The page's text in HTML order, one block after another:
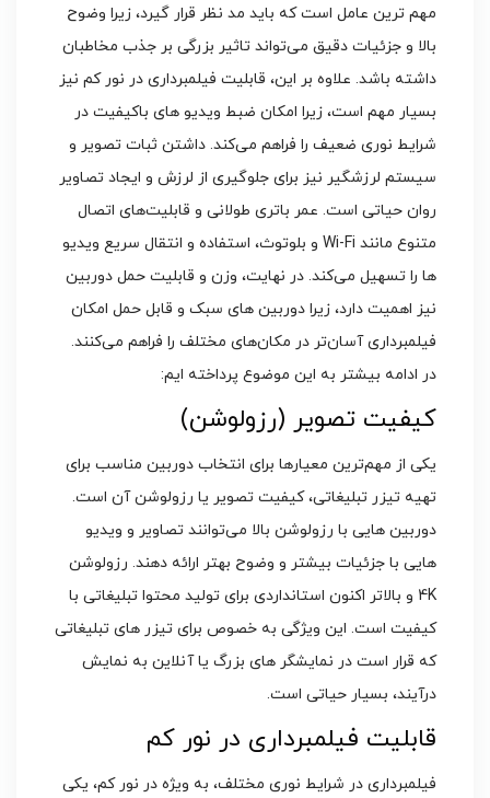
مهم‌ ترین عامل است که باید مد نظر قرار گیرد، زیرا وضوح
بالا و جزئیات دقیق می‌تواند تاثیر بزرگی بر جذب مخاطبان
داشته باشد. علاوه بر این، قابلیت فیلمبرداری در نور کم نیز
بسیار مهم است، زیرا امکان ضبط ویدیو های باکیفیت در
شرایط نوری ضعیف را فراهم می‌کند. داشتن ثبات تصویر و
سیستم لرزشگیر نیز برای جلوگیری از لرزش و ایجاد تصاویر
روان حیاتی است. عمر باتری طولانی و قابلیت‌های اتصال
متنوع مانند Wi-Fi و بلوتوث، استفاده و انتقال سریع ویدیو
ها را تسهیل می‌کند. در نهایت، وزن و قابلیت حمل دوربین
نیز اهمیت دارد، زیرا دوربین‌ های سبک و قابل حمل امکان
فیلمبرداری آسان‌تر در مکان‌های مختلف را فراهم می‌کنند.
در ادامه بیشتر به این موضوع پرداخته ایم:
کیفیت تصویر (رزولوشن)
یکی از مهم‌ترین معیارها برای انتخاب دوربین مناسب برای
تهیه تیزر تبلیغاتی، کیفیت تصویر یا رزولوشن آن است.
دوربین‌ هایی با رزولوشن بالا می‌توانند تصاویر و ویدیو
هایی با جزئیات بیشتر و وضوح بهتر ارائه دهند. رزولوشن
4K و بالاتر اکنون استانداردی برای تولید محتوا تبلیغاتی با
کیفیت است. این ویژگی به خصوص برای تیزر های تبلیغاتی
که قرار است در نمایشگر های بزرگ یا آنلاین به نمایش
درآیند، بسیار حیاتی است.
قابلیت فیلمبرداری در نور کم
فیلمبرداری در شرایط نوری مختلف، به ویژه در نور کم، یکی